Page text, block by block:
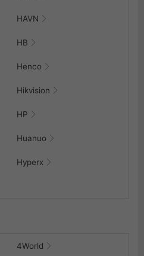
HAVN
HB
Henco
Hikvision
HP
Huanuo
Hyperx
4World